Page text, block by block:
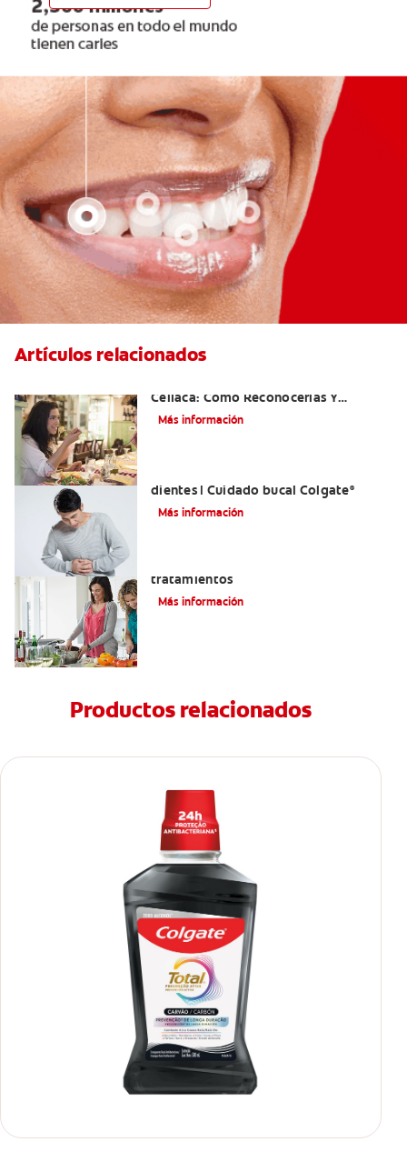
Artículos relacionados
Celíaca: Cómo Reconocerlas Y
Tratarlas
Más información
dientes | Cuidado bucal Colgate®
Más información
tratamientos
Más información
Productos relacionados